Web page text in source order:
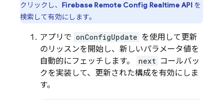
クリックし、 Firebase Remote Config Realtime API を
検索して有効にします。
アプリで onConfigUpdate を使用して更新
のリッスンを開始し、新しいパラメータ値を
自動的にフェッチします。
next コールバッ
クを実装して、更新された構成を有効にしま
す。